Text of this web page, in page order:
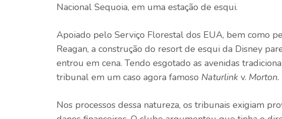
Nacional Sequoia, em uma estação de esqui.
Apoiado pelo Serviço Florestal dos EUA, bem como
Reagan, a construção do resort de esqui da Disney
entrou em cena. Tendo esgotado as avenidas
tribunal em um caso agora famoso Naturlink v. Morton.
Nos processos dessa natureza, os tribunais exigiam